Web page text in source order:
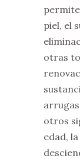
piel, el
otras
otros
edad,